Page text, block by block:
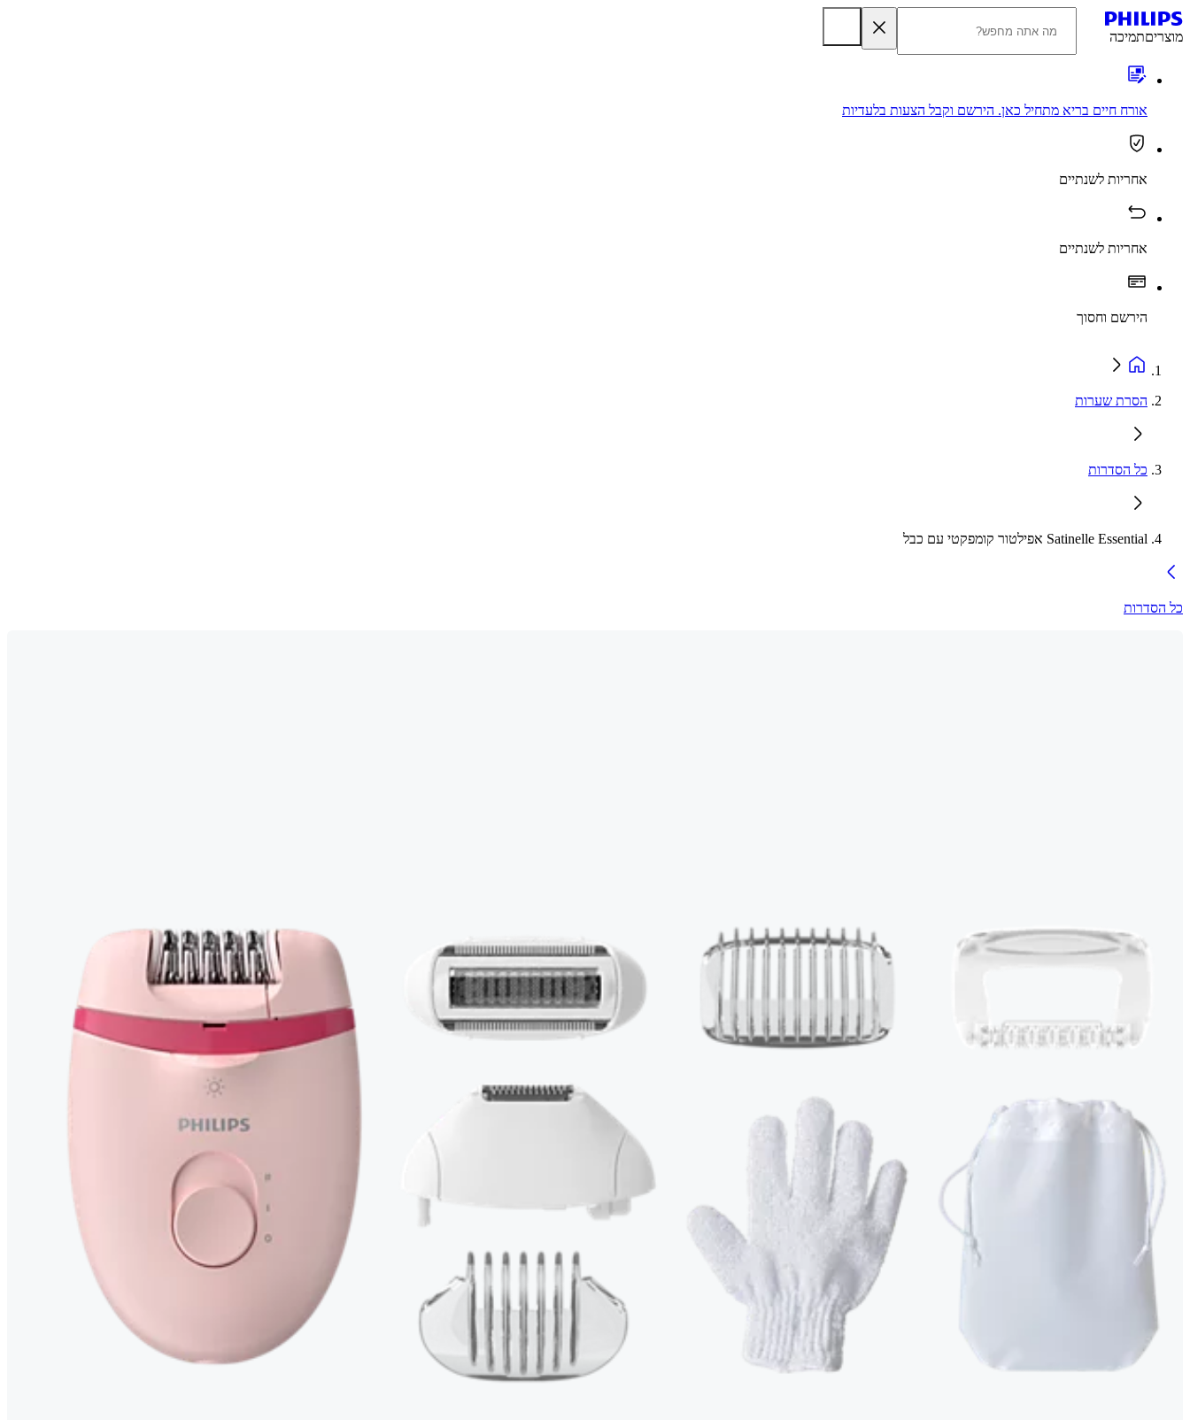
מוצריםתמיכה
אורח חיים בריא מתחיל כאן. הירשם וקבל הצעות בלעדיות
אחריות לשנתיים
אחריות לשנתיים
הירשם וחסוך
הסרת שערות
כל הסדרות
Satinelle Essential אפילטור קומפקטי עם כבל
כל הסדרות